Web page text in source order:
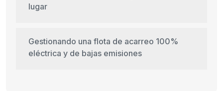
lugar
Gestionando una flota de acarreo 100%
eléctrica y de bajas emisiones